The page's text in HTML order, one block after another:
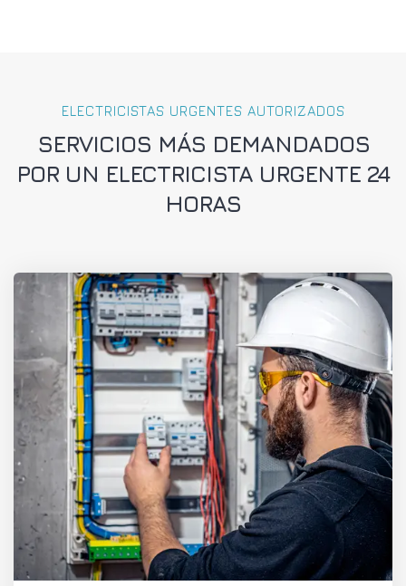
ELECTRICISTAS URGENTES AUTORIZADOS
SERVICIOS MÁS DEMANDADOS
POR UN ELECTRICISTA URGENTE 24
HORAS